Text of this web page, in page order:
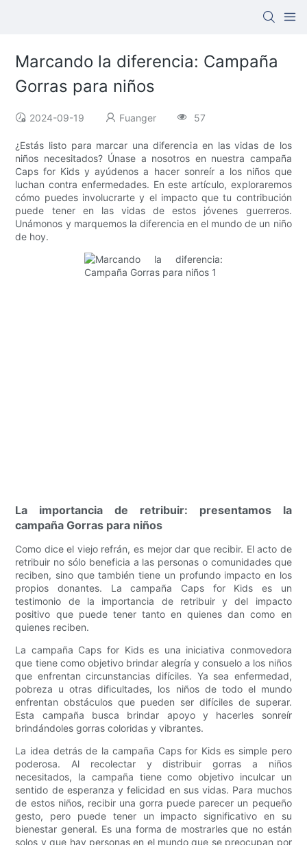
Marcando la diferencia: Campaña
Gorras para niños
2024-09-19 Fuanger 57
¿Estás listo para marcar una diferencia en las vidas de los
niños necesitados? Únase a nosotros en nuestra campaña
Caps for Kids y ayúdenos a hacer sonreír a los niños que
luchan contra enfermedades. En este artículo, exploraremos
cómo puedes involucrarte y el impacto que tu contribución
puede tener en las vidas de estos jóvenes guerreros.
Unámonos y marquemos la diferencia en el mundo de un niño
de hoy.
La importancia de retribuir: presentamos la
campaña Gorras para niños
Como dice el viejo refrán, es mejor dar que recibir. El acto de
retribuir no sólo beneficia a las personas o comunidades que
reciben, sino que también tiene un profundo impacto en los
propios donantes. La campaña Caps for Kids es un
testimonio de la importancia de retribuir y del impacto
positivo que puede tener tanto en quienes dan como en
quienes reciben.
La campaña Caps for Kids es una iniciativa conmovedora
que tiene como objetivo brindar alegría y consuelo a los niños
que enfrentan circunstancias difíciles. Ya sea enfermedad,
pobreza u otras dificultades, los niños de todo el mundo
enfrentan obstáculos que pueden ser difíciles de superar.
Esta campaña busca brindar apoyo y hacerles sonreír
brindándoles gorras coloridas y vibrantes.
La idea detrás de la campaña Caps for Kids es simple pero
poderosa. Al recolectar y distribuir gorras a niños
necesitados, la campaña tiene como objetivo inculcar un
sentido de esperanza y felicidad en sus vidas. Para muchos
de estos niños, recibir una gorra puede parecer un pequeño
gesto, pero puede tener un impacto significativo en su
bienestar general. Es una forma de mostrarles que no están
solos y que hay personas en el mundo que se preocupan por